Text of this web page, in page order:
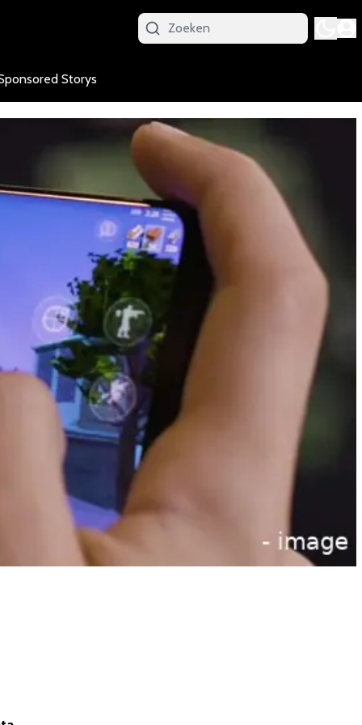
Storys